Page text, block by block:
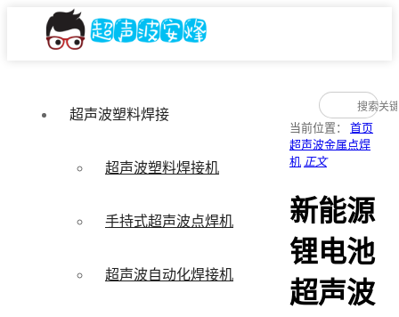
超声波塑料焊接
超声波塑料焊接机
手持式超声波点焊机
超声波自动化焊接机
当前位置： 首页
超声波金属点焊
机 正文
新能源
锂电池
超声波